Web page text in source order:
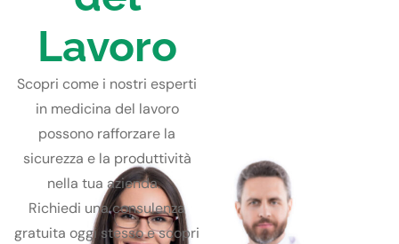
Lavoro
Scopri come i nostri esperti
in medicina del lavoro
possono rafforzare la
sicurezza e la produttività
nella tua azienda.
Richiedi una consulenza
gratuita oggi stesso e scopri